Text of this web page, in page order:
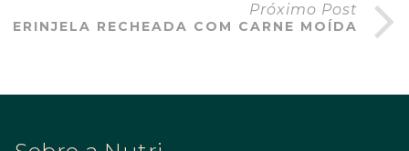
Próximo Post
BERINJELA RECHEADA COM CARNE MOÍDA